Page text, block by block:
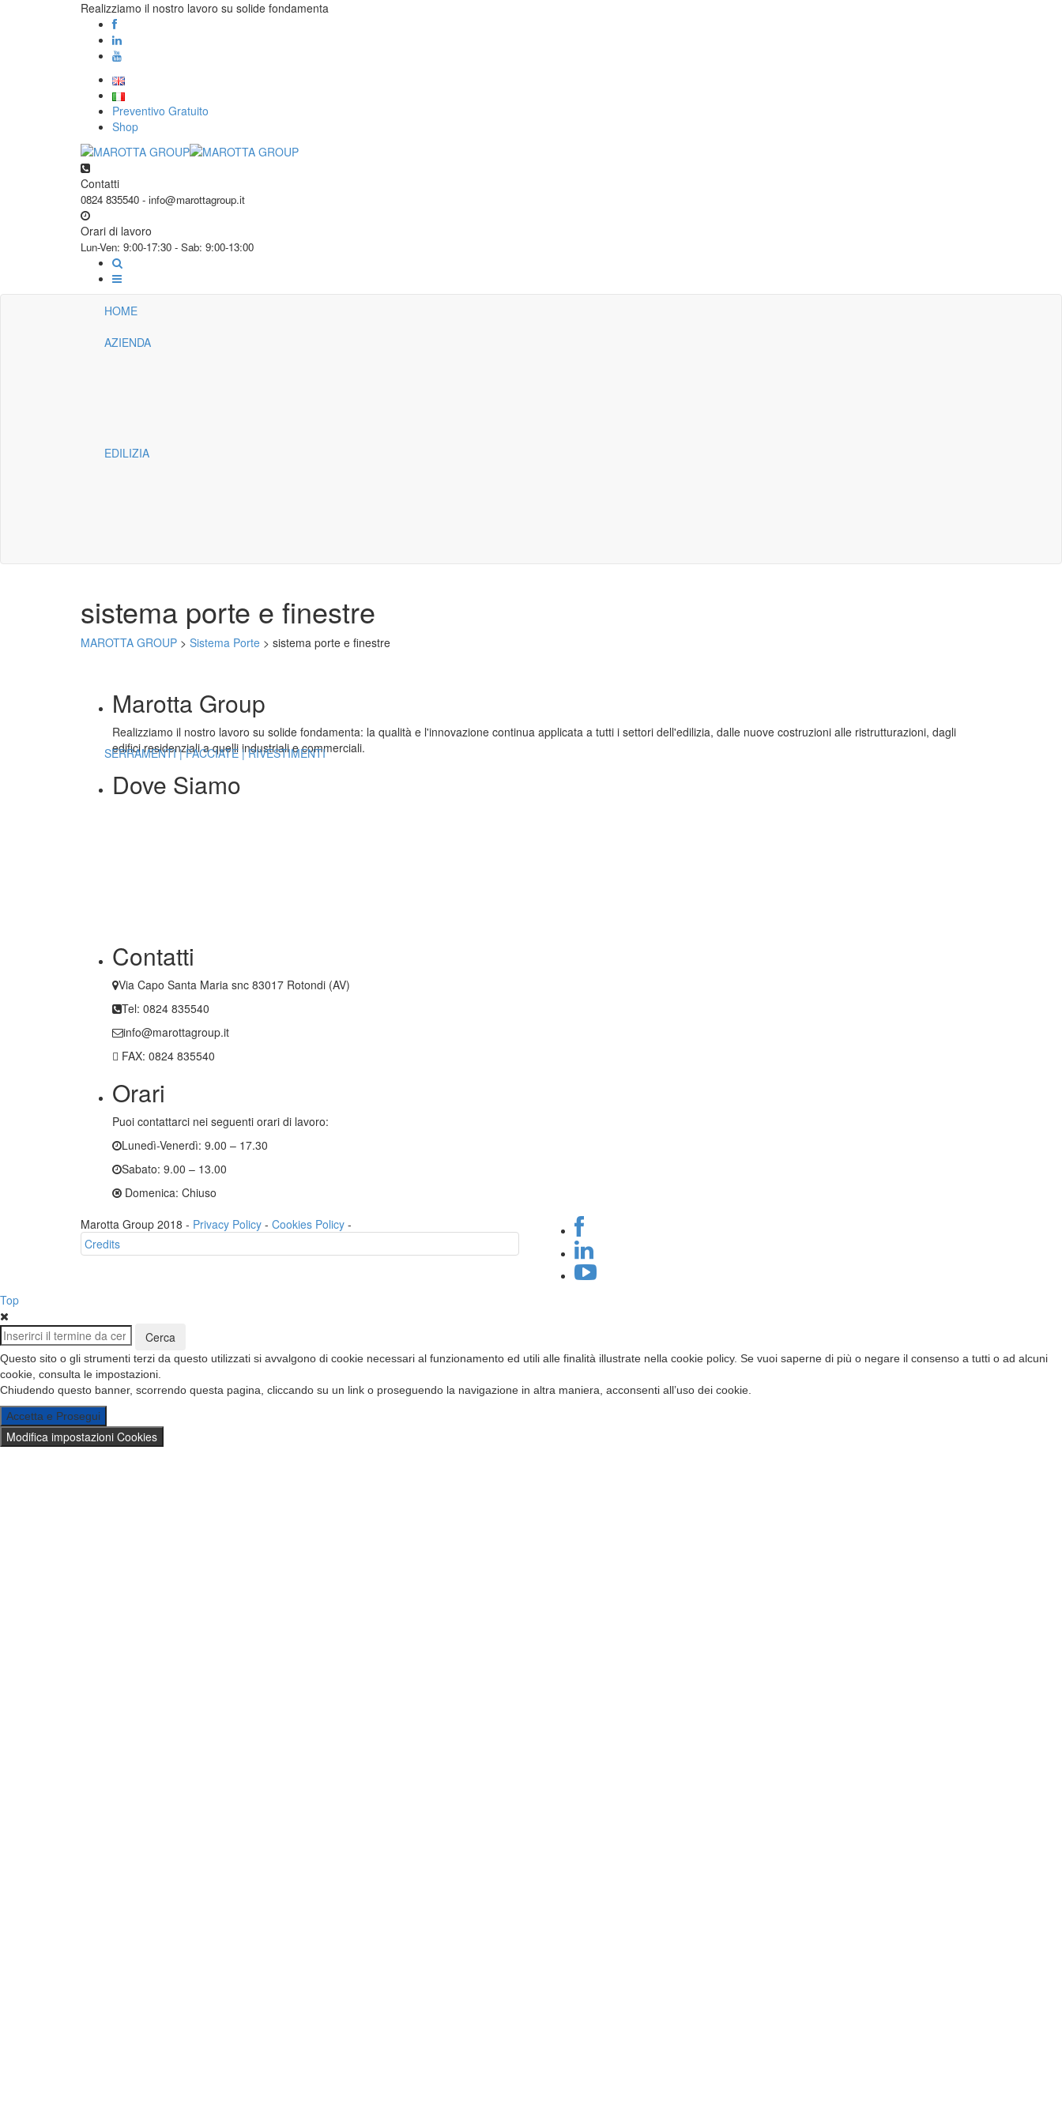
Realizziamo il nostro lavoro su solide fondamenta
Preventivo Gratuito
Shop
Contatti
0824 835540 - info@marottagroup.it
Orari di lavoro
Lun-Ven: 9:00-17:30 - Sab: 9:00-13:00
HOME
AZIENDA
EDILIZIA
SERRAMENTI | FACCIATE | RIVESTIMENTI
sistema porte e finestre
MAROTTA GROUP > Sistema Porte > sistema porte e finestre
Marotta Group
Realizziamo il nostro lavoro su solide fondamenta: la qualità e l'innovazione continua applicata a tutti i settori dell'edilizia, dalle nuove costruzioni alle ristrutturazioni, dagli
edifici residenziali a quelli industriali e commerciali.
Dove Siamo
Contatti
Via Capo Santa Maria snc 83017 Rotondi (AV)
Tel: 0824 835540
info@marottagroup.it
FAX: 0824 835540
Orari
Puoi contattarci nei seguenti orari di lavoro:
Lunedì-Venerdì: 9.00 – 17.30
Sabato: 9.00 – 13.00
Domenica: Chiuso
Marotta Group 2018 - Privacy Policy - Cookies Policy -
Credits
Top
Questo sito o gli strumenti terzi da questo utilizzati si avvalgono di cookie necessari al funzionamento ed utili alle finalità illustrate nella cookie policy. Se vuoi saperne di più o negare il consenso a tutti o ad alcuni
cookie, consulta le impostazioni.
Chiudendo questo banner, scorrendo questa pagina, cliccando su un link o proseguendo la navigazione in altra maniera, acconsenti all’uso dei cookie.
Accetta e Prosegui
Modifica impostazioni Cookies